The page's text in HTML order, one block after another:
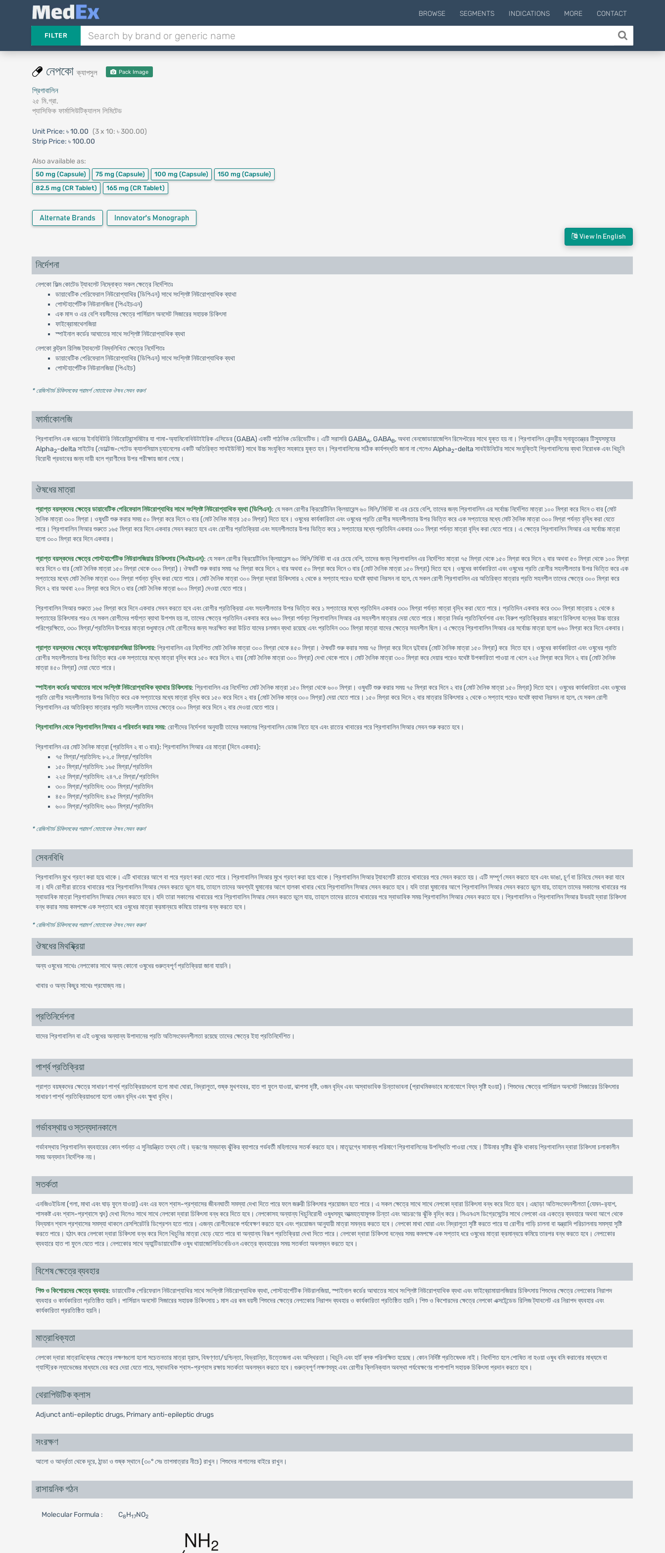
BROWSE SEGMENTS INDICATIONS MORE CONTACT
FILTER
নেপকোক্যাপসুল Pack Image
প্রিগাবালিন
২৫ মি.গ্রা.
প্যাসিফিক ফার্মাসিউটিক্যালস লিমিটেড
Unit Price: ৳ 10.00 (3 x 10: ৳ 300.00)
Strip Price: ৳ 100.00
Also available as:
50 mg (Capsule) 75 mg (Capsule) 100 mg (Capsule) 150 mg (Capsule)
82.5 mg (CR Tablet) 165 mg (CR Tablet)
Alternate Brands Innovator's Monograph
View In English
নির্দেশনা
নেপকো ফিল্ম কোটেড ট্যাবলেট নিম্নোক্ত সকল ক্ষেত্রে নির্দেশিতঃ
ডায়াবেটিক পেরিফেরাল নিউরোপ্যাথির (ডিপিএন) সাথে সংশ্লিষ্ট নিউরোপ্যাথিক ব্যাথা
পোস্টহার্পেটিক নিউরালজিনা (পিএইচএন)
এক মাস ও এর বেশি বয়সীদের ক্ষেত্রে পার্সিয়াল অনসেট সিজারের সহায়ক চিকিৎসা
ফাইব্রোমাথেলজিয়া
স্পাইনাল কর্ডের আঘাতের সাথে সংশ্লিষ্ট নিউরোপ্যাথিক ব্যথা
নেপকো কন্ট্রল রিলিজ ট্যাবলেট নিম্নলিখিত ক্ষেত্রে নির্দেশিতঃ
ডায়াবেটিক পেরিফেরাল নিউরোপ্যাথির (ডিপিএন) সাথে সংশ্লিষ্ট নিউরোপ্যাথিক ব্যথা
পোস্টহার্পেটিক নিউরালজিয়া (পিএইচ)
* রেজিস্টার্ড চিকিৎসকের পরামর্শ মোতাবেক ঔষধ সেবন করুন'
ফার্মাকোলজি
প্রিগাবালিন এক ধরনের ইনহিবিটরি নিউরোট্রান্সমিটার যা গামা-অ্যামিনোবিউটাইরিক এসিডের (GABA) একটি গাঠনিক ডেরিভেটিভ। এটি সরাসরি GABAA, GABAB, অথবা বেনজোডায়াজেপিন রিসেপ্টরের সাথে যুক্ত হয় না। প্রিগাবালিন কেন্দ্রীয় স্নায়ুতন্ত্রের টিস্যুসমূহের
Alpha2-delta সাইটের (ভোল্টেজ-গেটেড ক্যালসিয়াম চ্যানেলের একটি অতিরিক্ত সাবইউনিট) সাথে উচ্চ সংযুক্তি সহকারে যুক্ত হন। প্রিগাবালিনের সঠিক কার্যপদ্ধতি জানা না গেলেও Alpha2-delta সাবইউনিটের সাথে সংযুক্তিই প্রিগাবালিনের ব্যথা নিরোধক এবং খিচুনি
বিরোধী প্রভাবের জন্য দায়ী বলে প্রাণীদের উপর পরীক্ষায় জানা গেছে।
ঔষধের মাত্রা
প্রাপ্ত বয়স্কদের ক্ষেত্রে ডায়াবেটিক পেরিফেরাল নিউরোপ্যাথির সাথে সংশ্লিষ্ট নিউরোপ্যাথিক ব্যথা (ডিপিএন): যে সকল রোগীর ক্রিয়েটিনিন ক্লিয়ারেন্স ৬০ মিলি/মিনিট বা এর চেয়ে বেশি, তাদের জন্য প্রিগাবালিন এর সর্বোচ্চ নির্দেশিত মাত্রা ১০০ মিগ্রা করে দিনে ৩ বার (মোট
দৈনিক মাত্রা ৩০০ মিগ্রা। ওষুধটি শুরু করার সময় ৫০ মিগ্রা করে দিনে ৩ বার (মোট দৈনিক মাত্র ১৫০ মিগ্রা) দিতে হবে। ওষুধের কার্যকারিতা এবং ওষুধের প্রতি রোগীর সহনশীলতার উপর ভিত্তি করে এক সপ্তাহের মধ্যে মোট দৈনিক মাত্রা ৩০০ মিগ্রা পর্যন্ত বৃদ্ধি করা যেতে
পারে। প্রিগাবালিন সিআর শুরুতে ১৬৫ মিগ্রা করে দিনে একবার সেবন করতে হবে এবং রোগীর প্রতিক্রিয়া এবং সহনশীলতার উপর ভিত্তি করে ১ সপ্তাহের মধ্যে প্রতিদিন একবার ৩০০ মিগ্রা পর্যন্ত মাত্রা বৃদ্ধি করা যেতে পারে। এ ক্ষেত্রে প্রিগাবালিন সিআর এর সর্বোচ্চ মাত্রা
হলো ৩০০ মিগ্রা করে দিনে একবার।
প্রাপ্ত বয়স্কদের ক্ষেত্রে পোস্টহার্পেটিক নিউরালজিয়ার চিকিৎসায় (পিএইচএন): যে সকল রোগীর ক্রিয়েটিনিন ক্লিয়ারেন্স ৬০ মিলি/মিনিট বা এর চেয়ে বেশি, তাদের জন্য প্রিগাবালিন এর নির্দেশিত মাত্রা ৭৫ মিগ্রা থেকে ১৫০ মিগ্রা করে দিনে ২ বার অথবা ৫০ মিগ্রা থেকে ১০০ মিগ্রা
করে দিনে ৩ বার (মোট দৈনিক মাত্রা ১৫০ মিগ্রা থেকে ৩০০ মিগ্রা)। ঔষধটি শুরু করার সময় ৭৫ মিগ্রা করে দিনে ২ বার অথবা ৫০ মিগ্রা করে দিনে ৩ বার (মোট দৈনিক মাত্রা ১৫০ মিগ্রা) দিতে হবে। ওষুধের কার্যকারিতা এবং ওষুধের প্রতি রোগীর সহনশীলতার উপর ভিত্তি করে এক
সপ্তাহের মধ্যে মোট দৈনিক মাত্রা ৩০০ মিগ্রা পর্যন্ত বৃদ্ধি করা যেতে পারে। মোট দৈনিক মাত্রা ৩০০ মিগ্রা দ্বারা চিকিৎসার ২ থেকে ৪ সপ্তাহ পরেও যথেষ্ট ব্যাথা নিরসন না হলে, যে সকল রোগী প্রিগাবালিন এর অতিরিক্ত মাত্রার প্রতি সহনশীল তাদের ক্ষেত্রে ৩০০ মিগ্রা করে
দিনে ২ বার অথবা ২০০ মিগ্রা করে দিনে ৩ বার (মোট দৈনিক মাত্রা ৬০০ মিগ্রা) দেওয়া যেতে পারে।
প্রিগাবালিন সিআর শুরুতে ১৬৫ মিগ্রা করে দিনে একবার সেবন করতে হবে এবং রোগীর প্রতিক্রিয়া এবং সহনশীলতার উপর ভিত্তি করে ১ সপ্তাহের মধ্যে প্রতিদিন একবার ৩৩০ মিগ্রা পর্যন্ত মাত্রা বৃদ্ধি করা যেতে পারে। প্রতিদিন একবার করে ৩৩০ মিগ্রা মাত্রায় ২ থেকে ৪
সপ্তাহের চিকিৎসার পরও যে সকল রোগীদের পর্যাপ্ত ব্যাথা উপশম হয় না, তাদের ক্ষেত্রে প্রতিদিন একবার করে ৬৬০ মিগ্রা পর্যন্ত প্রিগাবালিন সিআর এর সহনশীল মাত্রার দেয়া যেতে পারে। মাত্রা নির্ভর প্রতিনির্দেশনা এবং বিরুপ প্রতিক্রিয়ার কারণে চিকিৎসা বন্ধের উচ্চ হারের
পরিপ্রেক্ষিতে, ৩৩০ মিগ্রা/প্রতিদিন উপরের মাত্রা শুধুমাত্র সেই রোগীদের জন্য সংরক্ষিত করা উচিত যাদের চলমান ব্যথা রয়েছে এবং প্রতিদিন ৩৩০ মিগ্রা মাত্রা যাদের ক্ষেত্রে সহনশীল ছিল। এ ক্ষেত্রে প্রিগাবালিন সিআর এর সর্বোচ্চ মাত্রা হলো ৬৬০ মিগ্রা করে দিনে একবার।
প্রাপ্ত বয়স্কদের ক্ষেত্রে ফাইব্রোমায়ালজিয়া চিকিৎসায়: প্রিগাবালিন এর নির্দেশিত মোট দৈনিক মাত্রা ৩০০ মিগ্রা থেকে ৪৫০ মিগ্রা। ঔষধটি শুরু করার সময় ৭৫ মিগ্রা করে দিনে দুইবার (মোট দৈনিক মাত্রা ১৫০ মিগ্রা) করে দিতে হবে। ওষুধের কার্যকারিতা এবং ওষুধের প্রতি
রোগীর সহনশীলতার উপর ভিত্তি করে এক সপ্তাহের মধ্যে মাত্রা বৃদ্ধি করে ১৫০ করে দিনে ২ বার (মোট দৈনিক মাত্রা ৩০০ মিগ্রা) দেখা থেকে পাবে। মোট দৈনিক মাত্রা ৩০০ মিগ্রা করে দেয়ার পরেও যথেষ্ট উপকারিতা পাওয়া না খেলে ২২৫ মিগ্রা করে দিনে ২ বার (মোট দৈনিক
মাত্রা ৪৫০ মিগ্রা) দেয়া যেতে পারে।
স্পাইনাল কর্ডের আঘাতের সাথে সংশ্লিষ্ট নিউরোপ্যাথিক ব্যাথার চিকিৎসায়: প্রিগাবালিন এর নির্দেশিত মোট দৈনিক মাত্রা ১৫০ মিগ্রা থেকে ৬০০ মিগ্রা। ওষুধটি শুরু করার সময় ৭৫ মিগ্রা করে দিনে ২ বার (মোট দৈনিক মাত্রা ১৫০ মিগ্রা) দিতে হবে। ওষুধের কার্যকারিতা এবং ওষুধের
প্রতি রোগীর সহনশীলতার উপর ভিত্তি করে এক সপ্তাহের মধ্যে মাত্রা বৃদ্ধি করে ১৫০ করে দিনে ২ বার (মোট দৈনিক মাত্র ৩০০ মিগ্রা) দেয়া যেতে পারে। ১৫০ মিগ্রা করে দিনে ২ বার মাত্রার চিকিৎসার ২ থেকে ৩ সপ্তাহ পরেও যথেষ্ট ব্যাথা নিরসন না হলে, যে সকল রোগী
প্রিগাবালিন এর অতিরিক্ত মাত্রার প্রতি সহনশীল তাদের ক্ষেত্রে ৩০০ মিগ্রা করে দিনে ২ বার দেওয়া যেতে পারে।
প্রিগাবালিন থেকে প্রিগাবালিন সিআর এ পরিবর্তন করার সময়: রোগীদের নির্দেশনা অনুযায়ী তাদের সকালের প্রিগাবালিন ডোজ নিতে হবে এবং রাতের খাবারের পরে প্রিগাবালিন সিআর সেবন শুরু করতে হবে।
প্রিগাবালিন এর মোট দৈনিক মাত্রা (প্রতিদিন ২ বা ৩ বার): প্রিগাবালিন সিআর এর মাত্রা (দিনে একবার):
৭৫ মিগ্রা/প্রতিদিন: ৮২.৫ মিগ্রা/প্রতিদিন
১৫০ মিগ্রা/প্রতিদিন: ১৬৫ মিগ্রা/প্রতিদিন
২২৫ মিগ্রা/প্রতিদিন: ২৪৭.৫ মিগ্রা/প্রতিদিন
৩০০ মিগ্রা/প্রতিদিন: ৩৩০ মিগ্রা/প্রতিদিন
৪৫০ মিগ্রা/প্রতিদিন: ৪৯৫ মিগ্রা/প্রতিদিন
৬০০ মিগ্রা/প্রতিদিন: ৬৬০ মিগ্রা/প্রতিদিন
* রেজিস্টার্ড চিকিৎসকের পরামর্শ মোতাবেক ঔষধ সেবন করুন'
সেবনবিধি
প্রিগাবালিন মুখে গ্রহণ করা হয়ে থাকে। এটি খাবারের আগে বা পরে গ্রহণ করা যেতে পারে। প্রিগাবালিন সিআর মুখে গ্রহণ করা হয়ে থাকে। প্রিগাবালিন সিআর ট্যাবলেটি রাতের খাবারের পরে সেবন করতে হয়। এটি সম্পূর্ণ সেবন করতে হবে এবং ভাঙা, চূর্ণ বা চিবিয়ে সেবন করা যাবে
না। যদি রোগীরা রাতের খাবারের পরে প্রিগাবালিন সিআর সেবন করতে ভুলে যায়, তাহলে তাদের অবশ্যই ঘুমানোর আগে হালকা খাবার খেয়ে প্রিগাবালিন সিআর সেবন করতে হবে। যদি তারা ঘুমানোর আগে প্রিগাবালিন সিআর সেবন করতে ভুলে যায়, তাহলে তাদের সকালের খাবারের পর
স্বাভাবিক মাত্রা প্রিগাবালিন সিআর সেবন করতে হবে। যদি তারা সকালের খাবারের পরে প্রিগাবালিন সিআর সেবন করতে ভুলে যায়, তাহলে তাদের রাতের খাবারের পরে স্বাভাবিক সময় প্রিগাবালিন সিআর সেবন করতে হবে। প্রিগাবালিন ও প্রিগাবালিন সিআর উভয়ই দ্বারা চিকিৎসা
বন্ধ করার সময় কমপক্ষে এক সপ্তাহ ধরে ওষুধের মাত্রা ক্রমান্বয়ে কমিয়ে তারপর বন্ধ করতে হবে।
* রেজিস্টার্ড চিকিৎসকের পরামর্শ মোতাবেক ঔষধ সেবন করুন'
ঔষধের মিথষ্ক্রিয়া
অন্য ওষুধের সাথেঃ নেপকোের সাথে অন্য কোনো ওষুধের গুরুত্বপূর্ণ প্রতিক্রিয়া জানা যায়নি।
খাবার ও অন্য কিছুর সাথেঃ প্রযোজ্য নয়।
প্রতিনির্দেশনা
যাদের প্রিগাবালিন বা এই ওষুধের অন্যান্য উপাদানের প্রতি অতিসংবেদনশীলতা রয়েছে তাদের ক্ষেত্রে ইহা প্রতিনির্দেশিত।
পার্শ্ব প্রতিক্রিয়া
প্রাপ্ত বয়ষ্কদের ক্ষেত্রে সাধারণ পার্শ্ব প্রতিক্রিয়াগুলো হলো মাথা ঘোরা, নিদ্রালুতা, শুষ্ক মুখগহবর, হাত পা ফুলে যাওয়া, ঝাপসা দৃষ্টি, ওজন বৃদ্ধি এবং অস্বাভাবিক চিন্তাভাবনা (প্রাথমিকভাবে মনোযোগে বিঘ্ন সৃষ্টি হওয়া)। শিশুদের ক্ষেত্রে পার্সিয়াল অনসেট সিজারের চিকিৎসার
সাধারণ পার্শ্ব প্রতিক্রিয়াগুলো হলো ওজন বৃদ্ধি এবং ক্ষুধা বৃদ্ধি।
গর্ভাবস্থায় ও স্তন্যদানকালে
গর্ভাবস্থায় প্রিগাবালিন ব্যবহারের কোন পর্যন্ত এ সুনিয়ন্ত্রিত তথ্য নেই। ভ্রূণের সম্ভাব্য ঝুঁকির ব্যাপারে গর্ভবর্তী মহিলাদের সতর্ক করতে হবে। মাতৃদুগ্ধে সামান্য পরিমাণে প্রিগাবালিনের উপস্থিতি পাওয়া গেছে। টিউমার সৃষ্টির ঝুঁকি থাকায় প্রিগাবালিন দ্বারা চিকিৎসা চলাকালীন
সময় অন্যদান নির্দেশিক নয়।
সতর্কতা
এনজিওইডিমা (গলা, মাথা এবং ঘাড় ফুলে যাওয়া) এবং এর ফলে শ্বাস-প্রশ্বাসের জীবনঘাতী সমস্যা দেখা দিতে পারে ফলে জরুরী চিকিৎসার প্রয়োজন হতে পারে। এ সকল ক্ষেত্রে সাথে সাথে নেপকো দ্বারা চিকিৎসা বন্ধ করে দিতে হবে। এছাড়া অতিসংবেদনশীলতা (যেমন-র‍্যাশ,
শাসকষ্ট এবং শ্বাস-প্রশ্বাসে শব্দ) দেখা দিলেও সাথে সাথে নেপকো দ্বারা চিকিৎসা বন্ধ করে দিতে হবে। নেপকোসহ অন্যান্য খিচুনিরোধী ওষুধসমূহ আত্মহত্যামূলক চিন্তা এবং আচরণের ঝুঁকি বৃদ্ধি করে। সিএনএস ডিগ্রেসেন্টের সাথে নেপকো এর একত্রে ব্যবহারে অথবা আগে থেকে
বিদ্যমান শ্বাস প্রশ্বাসের সমস্যা থাকলে রেসপিরেটরি ডিপ্রেশন হতে পারে। এজন্য রোগীদেরকে পর্যবেক্ষণ করতে হবে এবং প্রয়োজন আনুযায়ী মাত্রা সমন্বয় করতে হবে। নেপকো মাথা ঘোরা এবং নিদ্রালুতা সৃষ্টি করতে পারে যা রোগীর গাড়ি চালনা বা যন্ত্রাদি পরিচালনায় সমস্যা সৃষ্টি
করতে পারে। হঠাৎ করে নেপকো দ্বারা চিকিৎসা বন্ধ করে দিলে খিচুনির মাত্রা বেড়ে যেতে পারে বা অন্যান্য বিরূপ প্রতিক্রিয়া দেখা দিতে পারে। নেপকো দ্বারা চিকিৎসা বন্ধের সময় কমপক্ষে এক সপ্তাহ ধরে ওষুধের মাত্রা ক্রমান্বয়ে কমিয়ে তারপর বন্ধ করতে হবে। নেপকোের
ব্যবহারে হাত পা ফুলে যেতে পারে। নেপকোের সাথে অ্যান্টিডায়াবেটিক ওষুধ থায়াজোলিডিনেডিওন একত্রে ব্যবহারের সময় সতর্কতা অবলম্বন করতে হবে।
বিশেষ ক্ষেত্রে ব্যবহার
শিশু ও কিশোরদের ক্ষেত্রে ব্যবহার: ডায়াবেটিক পেরিফেরাল নিউরোপ্যাথির সাথে সংশ্লিষ্ট নিউরোপ্যাথিক ব্যথা, পোস্টহার্পেটিক নিউরালজিয়া, স্পাইনাল কর্ডের আঘাতের সাথে সংশ্লিষ্ট নিউরোপ্যাথিক ব্যথা এবং ফাইব্রোমায়ালজিয়ার চিকিৎসায় শিশুদের ক্ষেত্রে নেপকোের নিরাপদ
ব্যবহার ও কার্যকারিতা প্রতিষ্ঠিত হয়নি। পার্সিয়ান অনসেট সিজারের সহায়ক চিকিৎসায় ১ মাস এর কম বয়সী শিশুদের ক্ষেত্রে নেপকোের নিরাপদ ব্যবহার ও কার্যকারিতা প্রতিষ্ঠিত হয়নি। শিশু ও কিশোরদের ক্ষেত্রে নেপকো এক্সটেন্ডেড রিলিজ ট্যাবলেট এর নিরাপদ ব্যবহার এবং
কার্যকারিতা প্ররতিষ্ঠিত হয়নি।
মাত্রাধিক্যতা
নেপকো দ্বারা মাত্রাধিক্যের ক্ষেত্রে লক্ষণগুলো হলো সচেতনতার মাত্রা হ্রাস, বিষণ্ণতা/দুশ্চিন্তা, বিভ্রান্তি, উত্তেজনা এবং অস্থিরতা। খিচুনি এবং হার্ট ব্লক পরিলক্ষিত হয়েছে। কোন নির্দিষ্ট প্রতিষেধক নাই। নির্দেশিত হলে শোষিত না হওয়া ওষুধ বমি করানোর মাধ্যমে বা
গ্যাস্ট্রিক ল্যাভেজের মাধ্যমে বের করে দেয়া যেতে পারে, স্বাভাবিক শ্বাস-প্রশ্বাস রক্ষায় সতর্কতা অবলম্বন করতে হবে। গুরুত্বপূর্ণ লক্ষণসমূহ এবং রোগীর ক্লিনিক্যাল অবস্থা পর্যবেক্ষণের পাশাপাশি সহায়ক চিকিৎসা প্রদান করতে হবে।
থেরাপিউটিক ক্লাস
Adjunct anti-epileptic drugs, Primary anti-epileptic drugs
সংরক্ষণ
আলো ও আর্দ্রতা থেকে দূরে, ঠান্ডা ও শুষ্ক স্থানে (৩০° সেঃ তাপমাত্রার নীচে) রাখুন। শিশুদের নাগালের বাইরে রাখুন।
রাসায়নিক গঠন
Molecular Formula : C8H17NO2